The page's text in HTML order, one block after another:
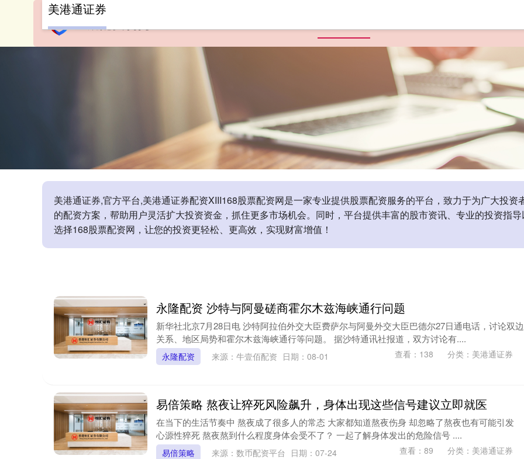
美港通证券,官方平台,美港通证券配资XIII‌168股票配资网是一家专业提供股票配资服务的平台，致力于为广大投
的配资方案，帮助用户灵活扩大投资资金，抓住更多市场机会。同时，平台提供丰富的股市资讯、专业的投资指
选择168股票配资网，让您的投资更轻松、更高效，实现财富增值！
美港通证券
永隆配资 沙特与阿曼磋商霍尔木兹海峡通行问题
新华社北京7月28日电 沙特阿拉伯外交大臣费萨尔与阿曼外交大臣巴德尔27日通电话，讨论双边
关系、地区局势和霍尔木兹海峡通行等问题。 据沙特通讯社报道，双方讨论有....
永隆配资 来源：牛壹佰配资 日期：08-01 查看： 138 分类： 美港通证券
易倍策略 熬夜让猝死风险飙升，身体出现这些信号建议立即就医
在当下的生活节奏中 熬夜成了很多人的常态 大家都知道熬夜伤身 却忽略了熬夜也有可能引发
心源性猝死 熬夜熬到什么程度身体会受不了？ 一起了解身体发出的危险信号 ....
易倍策略 来源：数币配资平台 日期：07-24 查看： 89 分类： 美港通证券